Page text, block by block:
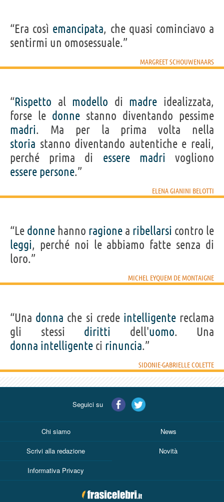
“Era così emancipata, che quasi cominciavo a
sentirmi un omosessuale.”
MARGREET SCHOUWENAARS
“Rispetto al modello di madre idealizzata,
forse le donne stanno diventando pessime
madri. Ma per la prima volta nella
storia stanno diventando autentiche e reali,
perché prima di essere madri vogliono
essere persone.”
ELENA GIANINI BELOTTI
“Le donne hanno ragione a ribellarsi contro le
leggi, perché noi le abbiamo fatte senza di
loro.”
MICHEL EYQUEM DE MONTAIGNE
“Una donna che si crede intelligentereclama
gli stessi diritti dell'uomo. Una
donna intelligente ci rinuncia.”
SIDONIE-GABRIELLE COLETTE
Seguici su
Chi siamo News
Scrivi alla redazione Novità
Informativa Privacy